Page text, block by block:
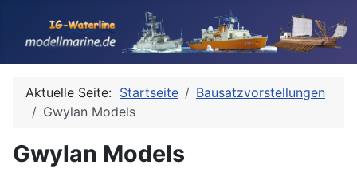
Aktuelle Seite: Startseite
Bausatzvorstellungen
Gwylan Models
Gwylan Models